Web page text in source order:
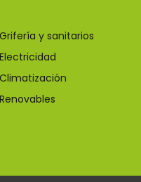
Grifería y sanitarios
Electricidad
Climatización
Renovables